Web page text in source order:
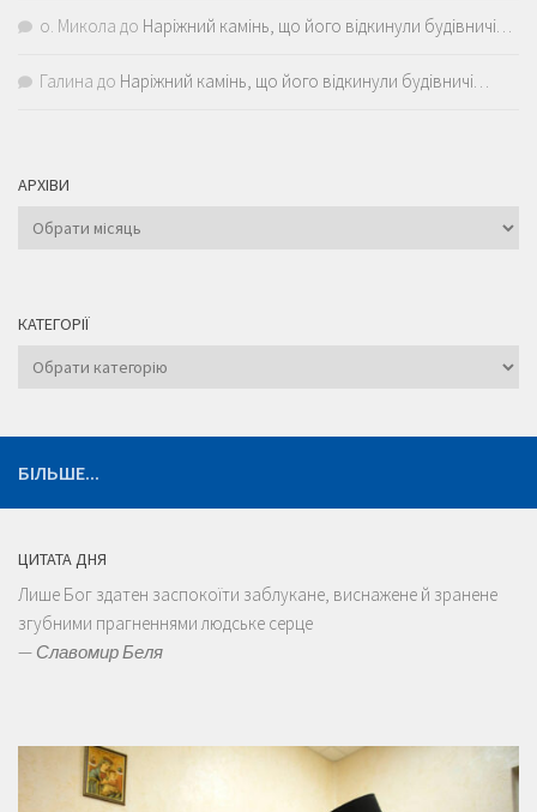
о. Микола до Наріжний камінь, що його відкинули будівничі…
Галина до Наріжний камінь, що його відкинули будівничі…
АРХІВИ
Архіви
КАТЕГОРІЇ
Категорії
БІЛЬШЕ...
ЦИТАТА ДНЯ
Лише Бог здатен заспокоїти заблукане, виснажене й зранене
згубними прагненнями людське серце
— Славомир Беля